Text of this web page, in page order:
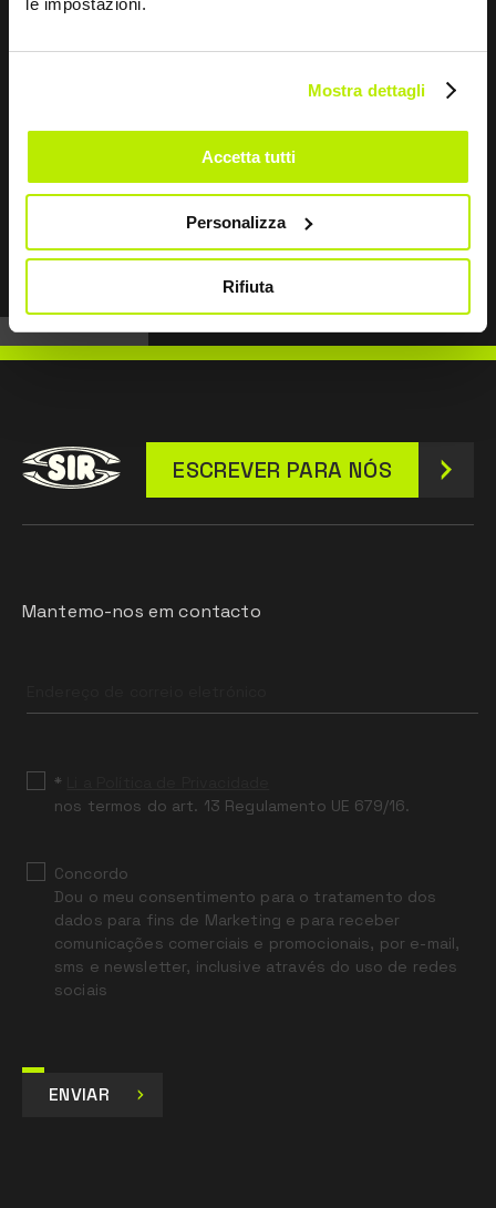
le impostazioni.
Mostra dettagli
Accetta tutti
Personalizza
Rifiuta
ESCREVER PARA NÓS
Mantemo-nos em contacto
field
*
nos termos do art. 13 Regulamento UE 679/16.
Concordo
Dou o meu consentimento para o tratamento dos
dados para fins de Marketing e para receber
comunicações comerciais e promocionais, por e-mail,
sms e newsletter, inclusive através do uso de redes
sociais
ENVIAR